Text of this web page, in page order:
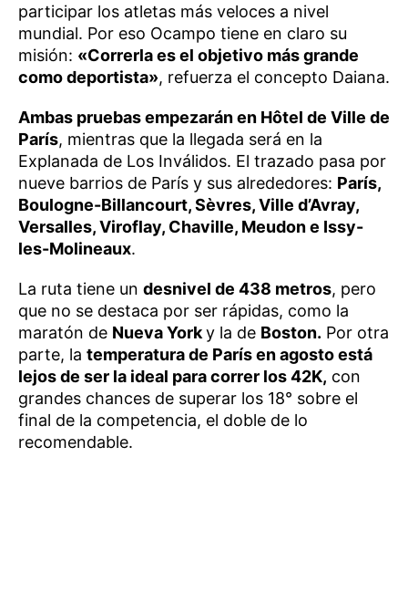
participar los atletas más veloces a nivel
mundial. Por eso Ocampo tiene en claro su
misión: «Correrla es el objetivo más grande
como deportista», refuerza el concepto Daiana.
Ambas pruebas empezarán en Hôtel de Ville de
París, mientras que la llegada será en la
Explanada de Los Inválidos. El trazado pasa por
nueve barrios de París y sus alrededores: París,
Boulogne-Billancourt, Sèvres, Ville d’Avray,
Versalles, Viroflay, Chaville, Meudon e Issy-
les-Molineaux.
La ruta tiene un desnivel de 438 metros, pero
que no se destaca por ser rápidas, como la
maratón de Nueva Yorky la de Boston. Por otra
parte, la temperatura de París en agosto está
lejos de ser la ideal para correr los 42K, con
grandes chances de superar los 18° sobre el
final de la competencia, el doble de lo
recomendable.